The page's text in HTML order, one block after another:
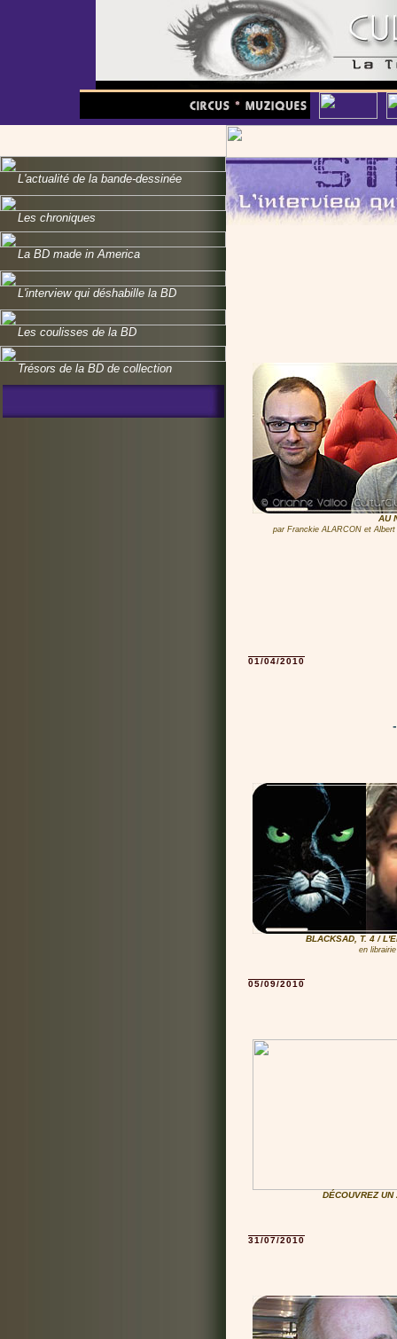
L'actualité de la bande-dessinée
Les chroniques
La BD made in America
L'interview qui déshabille la BD
Les coulisses de la BD
Trésors de la BD de collection
AU
par Franckie ALARCON et
01/04/2010
BLACKSAD, T. 4 /
en
05/09/2010
DÉCOUVREZ UN
31/07/2010